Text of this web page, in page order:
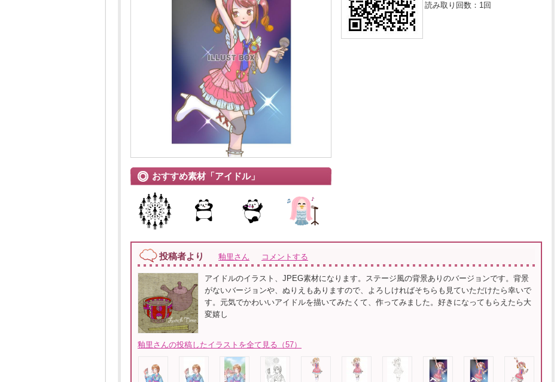
おすすめ素材「アイドル」
読み取り回数： 1回
投稿者より 釉里さん コメントする
アイドルのイラスト、JPEG素材になります。ステージ風の背景ありのバージョンです。背景
がないバージョンや、ぬりえもありますので、よろしければそちらも見ていただけたら幸いで
す。元気でかわいいアイドルを描いてみたくて、作ってみました。好きになってもらえたら大
変嬉し
釉里さんの投稿したイラストを全て見る（57）